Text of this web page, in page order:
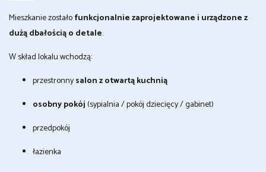
Mieszkanie zostałofunkcjonalnie zaprojektowane i urządzone z
dużą dbałością o detale.
W skład lokalu wchodzą:
przestronnysalon z otwartą kuchnią
osobny pokój(sypialnia / pokój dziecięcy / gabinet)
przedpokój
łazienka